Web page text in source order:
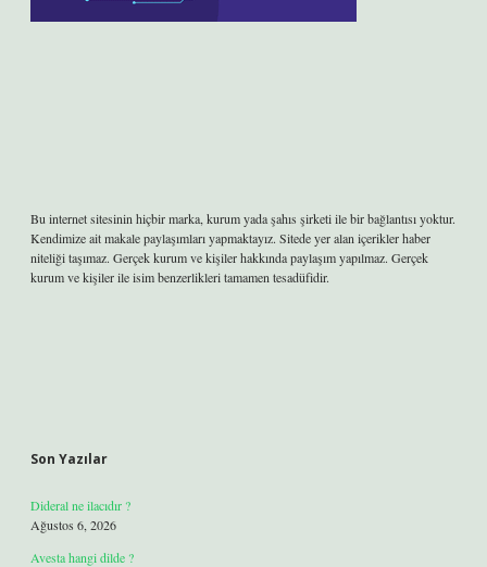
Bu internet sitesinin hiçbir marka, kurum yada şahıs şirketi ile bir bağlantısı yoktur.
Kendimize ait makale paylaşımları yapmaktayız. Sitede yer alan içerikler haber
niteliği taşımaz. Gerçek kurum ve kişiler hakkında paylaşım yapılmaz. Gerçek
kurum ve kişiler ile isim benzerlikleri tamamen tesadüfidir.
Son Yazılar
Dideral ne ilacıdır ?
Ağustos 6, 2026
Avesta hangi dilde ?